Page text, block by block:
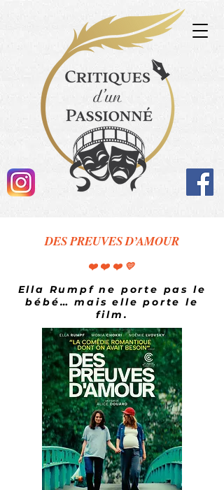
DES PREUVES D’AMOUR
❤️❤️❤️💛
Ella Rumpf ne porte pas le
bébé… mais elle porte le
film.